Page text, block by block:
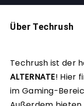
Über Techrush
Techrush ist der
ALTERNATE! Hier
im Gaming-